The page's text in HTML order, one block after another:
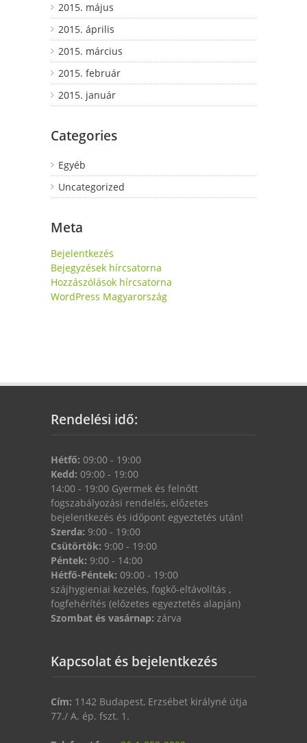
2015. május
2015. április
2015. március
2015. február
2015. január
Categories
Egyéb
Uncategorized
Meta
Bejelentkezés
Bejegyzések hírcsatorna
Hozzászólások hírcsatorna
WordPress Magyarország
Rendelési idő:
Hétfő: 09:00 - 19:00
Kedd: 09:00 - 19:00
14:00 - 19:00 Gyermek és felnőtt
fogszabályozási rendelés, előzetes
bejelentkezés és időpont egyeztetés után!
Szerda: 9:00 - 19:00
Csütörtök: 9:00 - 19:00
Péntek: 9:00 - 14:00
Hétfő-Péntek: 09:00 - 19:00
szájhygieniai kezelés, fogkő-eltávolítás ,
fogfehérítés (előzetes egyeztetés alapján)
Szombat és vasárnap: zárva
Kapcsolat és bejelentkezés
Cím: 1142 Budapest, Erzsébet királyné útja
77./ A. ép. fszt. 1.